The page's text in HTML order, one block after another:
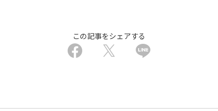
この記事をシェアする